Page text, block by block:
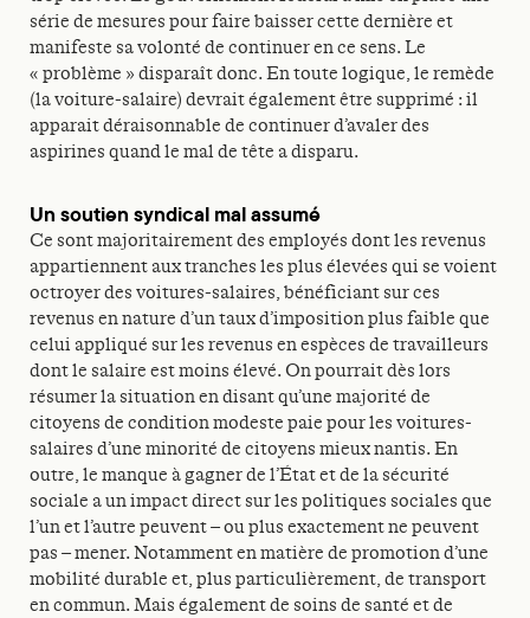
série de mesures pour faire baisser cette dernière et
manifeste sa volonté de continuer en ce sens. Le
« problème » disparaît donc. En toute logique, le remède
(la voiture-salaire) devrait également être supprimé : il
apparait déraisonnable de continuer d’avaler des
aspirines quand le mal de tête a disparu.
Un soutien syndical mal assumé
Ce sont majoritairement des employés dont les revenus
appartiennent aux tranches les plus élevées qui se voient
octroyer des voitures-salaires, bénéficiant sur ces
revenus en nature d’un taux d’imposition plus faible que
celui appliqué sur les revenus en espèces de travailleurs
dont le salaire est moins élevé. On pourrait dès lors
résumer la situation en disant qu’une majorité de
citoyens de condition modeste paie pour les voitures-
salaires d’une minorité de citoyens mieux nantis. En
outre, le manque à gagner de l’État et de la sécurité
sociale a un impact direct sur les politiques sociales que
l’un et l’autre peuvent – ou plus exactement ne peuvent
pas – mener. Notamment en matière de promotion d’une
mobilité durable et, plus particulièrement, de transport
en commun. Mais également de soins de santé et de